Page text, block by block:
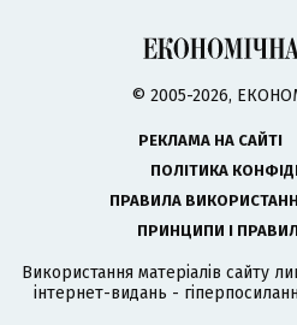
© 2005-2026,
РЕКЛАМА НА САЙТІ
ПОЛІТИКА
ПРАВИЛА
ПРИНЦИПИ І
Використання матеріалів сайту
інтернет-видань -